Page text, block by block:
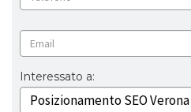
Interessato a: